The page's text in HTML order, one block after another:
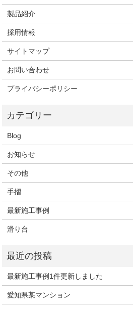
製品紹介
採用情報
サイトマップ
お問い合わせ
プライバシーポリシー
Blog
お知らせ
その他
手摺
最新施工事例
滑り台
最新施工事例1件更新しました
愛知県某マンション